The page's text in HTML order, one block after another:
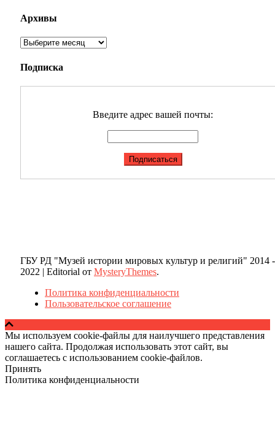
Архивы
Архивы
Подписка
Введите адрес вашей почты:
ГБУ РД "Музей истории мировых культур и религий" 2014 -
2022 | Editorial от MysteryThemes.
Политика конфиденциальности
Пользовательское соглашение
Мы используем cookie-файлы для наилучшего представления
нашего сайта. Продолжая использовать этот сайт, вы
соглашаетесь с использованием cookie-файлов.
Принять
Политика конфиденциальности